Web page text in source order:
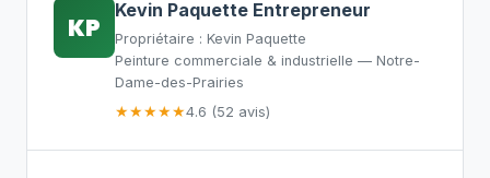
KP
Kevin Paquette Entrepreneur
Propriétaire : Kevin Paquette
Peinture commerciale & industrielle — Notre-
Dame-des-Prairies
★★★★★4.6 (52 avis)